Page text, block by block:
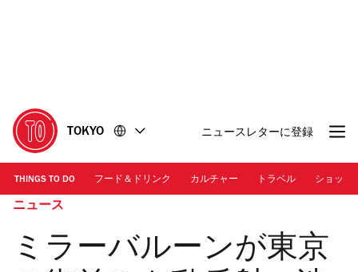
に
移
動
移
動
TOKYO ニュースレターに登録
THINGS TO DO フード＆ドリンク カルチャー トラベル ショッピ
ニュース
ミラーバルーンが東京